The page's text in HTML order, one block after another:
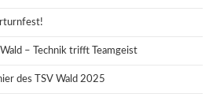
– Technik trifft Teamgeist
des TSV Wald 2025